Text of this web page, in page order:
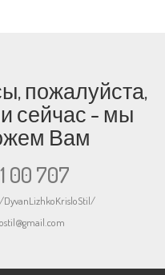
пожалуйста,
сейчас - мы
Вам
00 707